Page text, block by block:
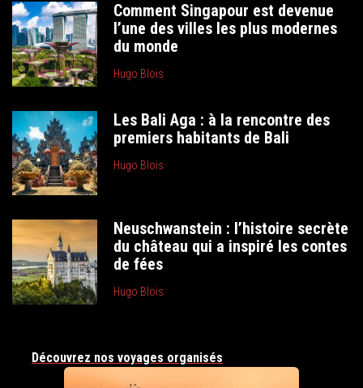
Comment Singapour est devenue
l’une des villes les plus modernes
du monde
Hugo Blois
Les Bali Aga : à la rencontre des
premiers habitants de Bali
Hugo Blois
Neuschwanstein : l’histoire secrète
du château qui a inspiré les contes
de fées
Hugo Blois
Découvrez nos voyages organisés